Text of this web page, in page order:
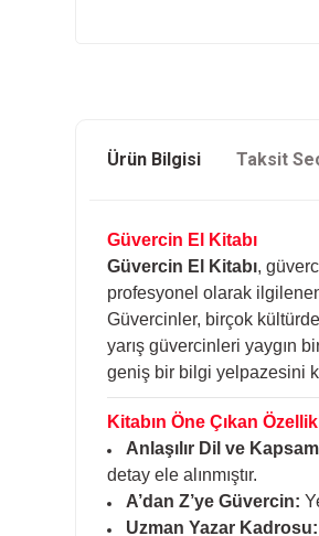
Ürün Bilgisi Taksit
Güvercin El Kitabı
Güvercin El Kitabı,
profesyonel olarak
Güvercinler, birçok
yarış güvercinleri yaygın
geniş bir bilgi yelpazesini
Kitabın Öne Çıkan
Anlaşılır Dil ve
detay ele alınmıştır.
A’dan Z’ye Güvercin:
Uzman Yazar Kadrosu: